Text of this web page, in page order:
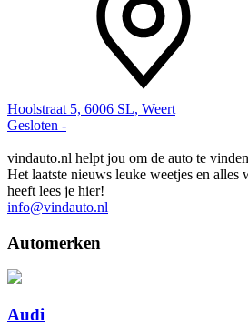
Hoolstraat 5, 6006 SL, Weert
Gesloten -
vindauto.nl helpt jou om de auto te
Het laatste nieuws leuke weetjes en alles
heeft lees je hier!
info@vindauto.nl
Automerken
Audi